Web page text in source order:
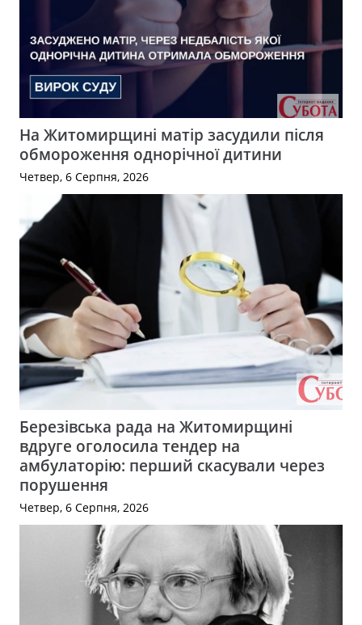
На Житомирщині матір засудили після
обмороження однорічної дитини
Четвер, 6 Серпня, 2026
Березівська рада на Житомирщині
вдруге оголосила тендер на
амбулаторію: перший скасували через
порушення
Четвер, 6 Серпня, 2026